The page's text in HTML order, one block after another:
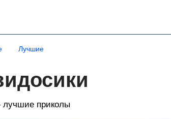
Лучшие
приколы